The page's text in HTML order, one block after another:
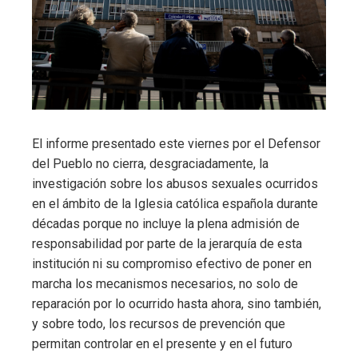
El informe presentado este viernes por el Defensor
del Pueblo no cierra, desgraciadamente, la
investigación sobre los abusos sexuales ocurridos
en el ámbito de la Iglesia católica española durante
décadas porque no incluye la plena admisión de
responsabilidad por parte de la jerarquía de esta
institución ni su compromiso efectivo de poner en
marcha los mecanismos necesarios, no solo de
reparación por lo ocurrido hasta ahora, sino también,
y sobre todo, los recursos de prevención que
permitan controlar en el presente y en el futuro